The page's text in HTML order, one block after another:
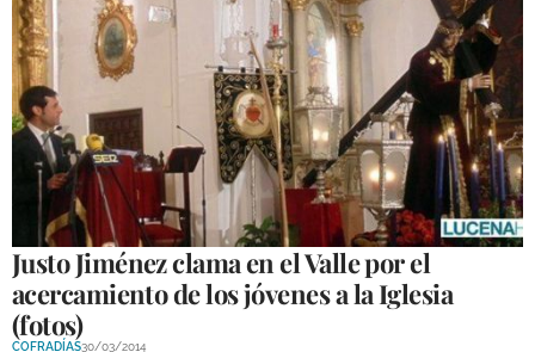
SUCESOS
ECONOMÍA
DESARROLLO LOCAL
LUCENA EMPRESAS
OCIO
COFRADÍAS
Justo Jiménez clama en el Valle por el
acercamiento de los jóvenes a la Iglesia
(fotos)
COFRADÍAS30/03/2014